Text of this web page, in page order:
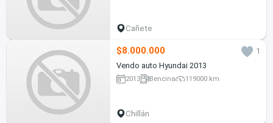
Cañete
$8.000.000
1
Vendo auto Hyundai 2013
2013 Bencina 119000 km
Chillán